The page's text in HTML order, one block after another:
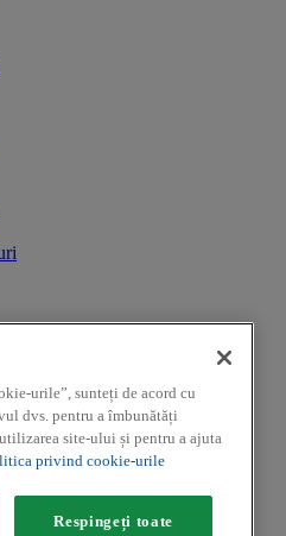
& Company, Inc). Toate
urile”, sunteți de acord cu
dvs. pentru a îmbunătăți
site-ului și pentru a ajuta
privind cookie-urile
Respingeți toate